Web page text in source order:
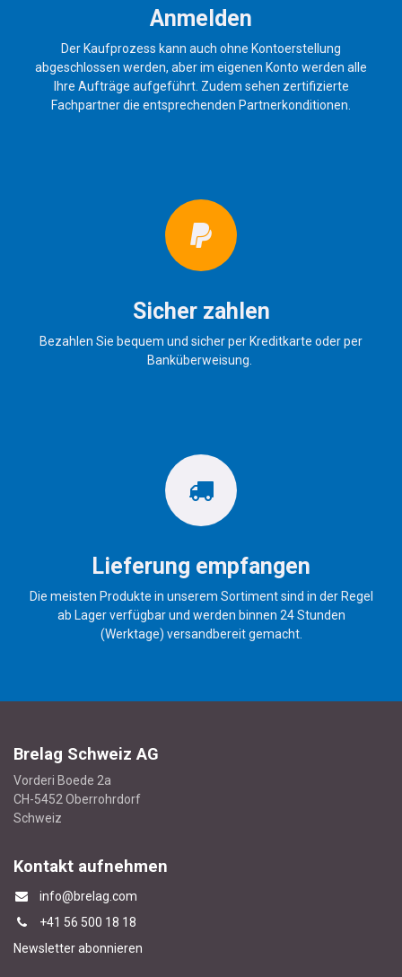
Anmelden
Der Kaufprozess kann auch ohne Kontoerstellung
abgeschlossen werden, aber im eigenen Konto werden alle
Ihre Aufträge aufgeführt. Zudem sehen zertifizierte
Fachpartner die entsprechenden Partnerkonditionen.
Sicher zahlen
Bezahlen Sie bequem und sicher per Kreditkarte oder per
Banküberweisung.
Lieferung empfangen
Die meisten Produkte in unserem Sortiment sind in der Regel
ab Lager verfügbar und werden binnen 24 Stunden
(Werktage) versandbereit gemacht.
Brelag Schweiz AG
Vorderi Boede 2a
CH-5452 Oberrohrdorf
Schweiz
Kontakt aufnehmen
info@brelag.com
+41 56 500 18 18
Newsletter abonnieren